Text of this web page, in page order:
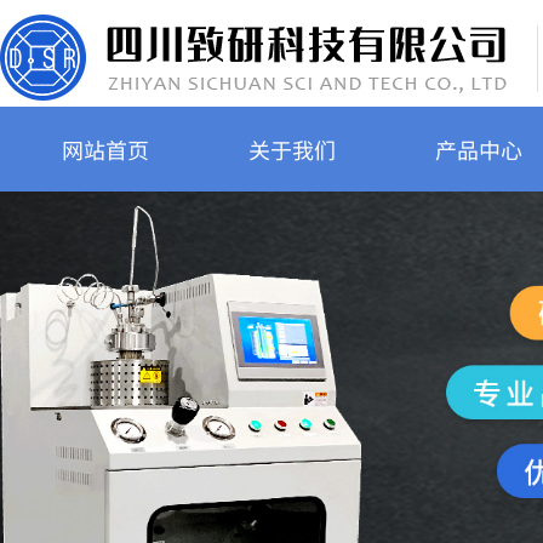
网站首页 关于我们 产品中心